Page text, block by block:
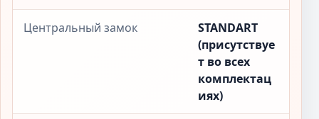
Центральный замок
STANDART
(присутствуе
т во всех
комплектац
иях)